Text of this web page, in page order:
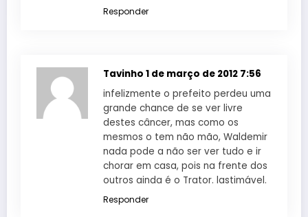
Responder
Tavinho 1 de março de 2012 7:56
infelizmente o prefeito perdeu uma
grande chance de se ver livre
destes câncer, mas como os
mesmos o tem não mão, Waldemir
nada pode a não ser ver tudo e ir
chorar em casa, pois na frente dos
outros ainda é o Trator. lastimável.
Responder